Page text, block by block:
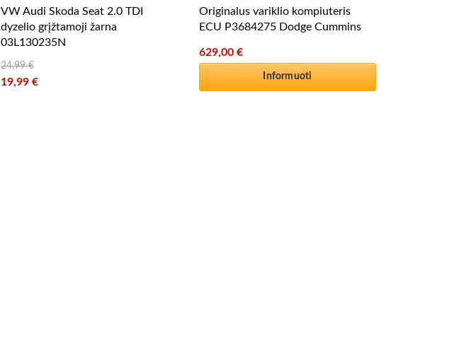
VW Audi Skoda Seat 2.0 TDI
dyzelio grįžtamoji žarna
03L130235N
24,99€
Original price was: 24,99 €.
19,99 €
Originalus variklio kompiuteris
ECU P3684275 Dodge Cummins
629,00 €
Informuoti